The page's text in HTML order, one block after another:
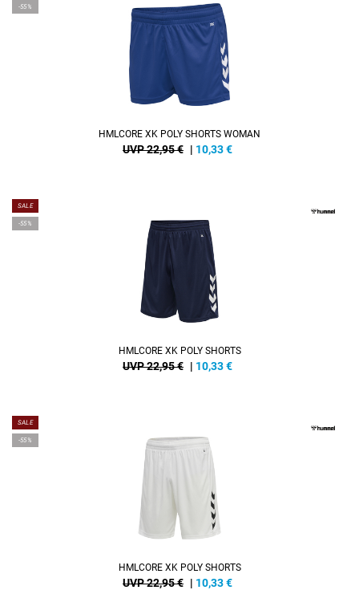
-55%
HMLCORE XK POLY SHORTS WOMAN
UVP 22,95 € | 10,33€
SALE
-55%
HMLCORE XK POLY SHORTS
UVP 22,95 € | 10,33€
SALE
-55%
HMLCORE XK POLY SHORTS
UVP 22,95 € | 10,33€